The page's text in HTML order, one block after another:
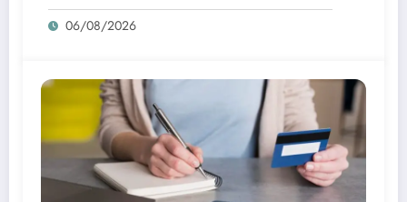
06/08/2026